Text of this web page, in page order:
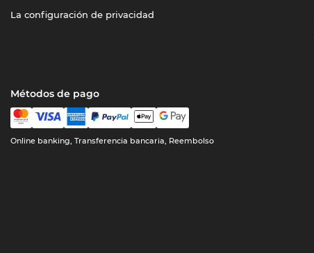
La configuración de privacidad
Métodos de pago
Online banking, Transferencia bancaria, Reembolso